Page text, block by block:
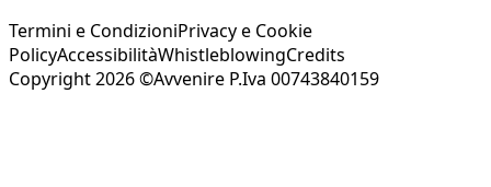
Termini e CondizioniPrivacy e Cookie
PolicyAccessibilitàWhistleblowingCredits
Copyright 2026 ©Avvenire P.Iva 00743840159